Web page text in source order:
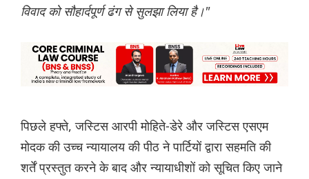
विवाद को सौहार्दपूर्ण ढंग से सुलझा लिया है।"
पिछले हफ्ते, जस्टिस आरपी मोहिते-डेरे और जस्टिस एसएम
मोदक की उच्च न्यायालय की पीठ ने पार्टियों द्वारा सहमति की
शर्तें प्रस्तुत करने के बाद और न्यायाधीशों को सूचित किए जाने